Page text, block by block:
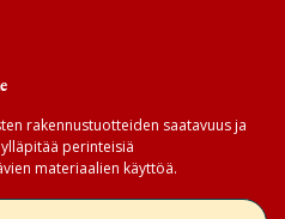
rakennustuotteiden saatavuus ja
perinteisiä
materiaalien käyttöä.